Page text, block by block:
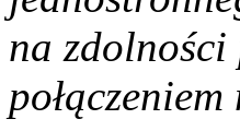
na zdolności